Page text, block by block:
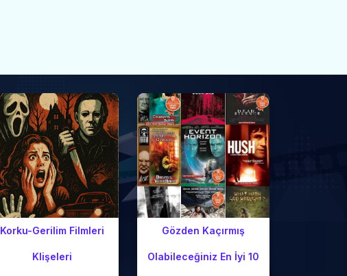
Korku-Gerilim Filmleri
Klişeleri
Gözden Kaçırmış
Olabileceğiniz En İyi 10